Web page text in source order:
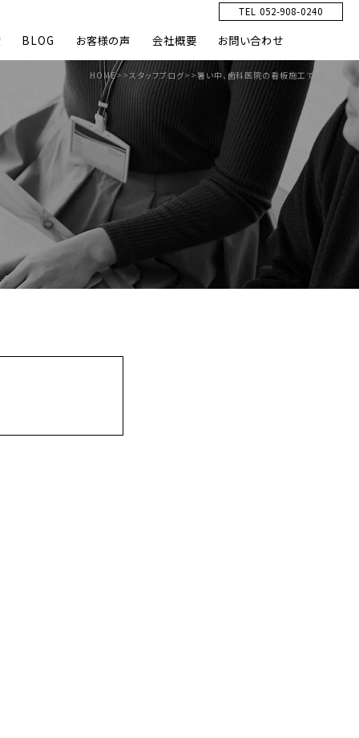
BLOG お客様の声 会社概要 お問い合わせ
TEL 052-908-0240
HOME>>スタッフブログ>>暑い中、歯科医院の看板施工でした。